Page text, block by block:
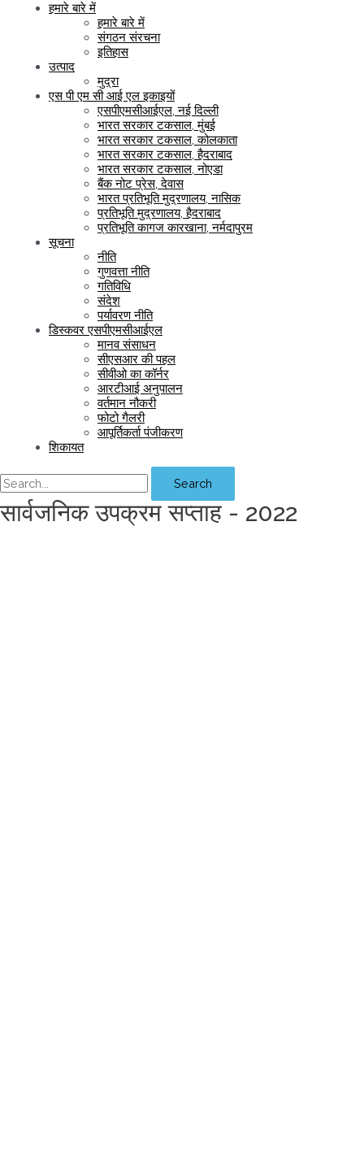
हमारे बारे में
हमारे बारे में
संगठन संरचना
इतिहास
उत्पाद
मुद्रा
एस पी एम सी आई एल इकाइयों
एसपीएमसीआईएल, नई दिल्ली
भारत सरकार टकसाल, मुंबई
भारत सरकार टकसाल, कोलकाता
भारत सरकार टकसाल, हैदराबाद
भारत सरकार टकसाल, नोएडा
बैंक नोट प्रेस, देवास
भारत प्रतिभूति मुद्रणालय, नासिक
प्रतिभूति मुद्रणालय, हैदराबाद
प्रतिभूति कागज कारखाना, नर्मदापुरम
सूचना
नीति
गुणवत्ता नीति
गतिविधि
संदेश
पर्यावरण नीति
डिस्कवर एसपीएमसीआईएल
मानव संसाधन
सीएसआर की पहल
सीवीओ का कॉर्नर
आरटीआई अनुपालन
वर्तमान नौकरी
फोटो गैलरी
आपूर्तिकर्ता पंजीकरण
शिकायत
Search
सार्वजनिक उपक्रम सप्ताह - 2022